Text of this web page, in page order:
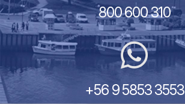
800 600 310
+56 9 5853 3553